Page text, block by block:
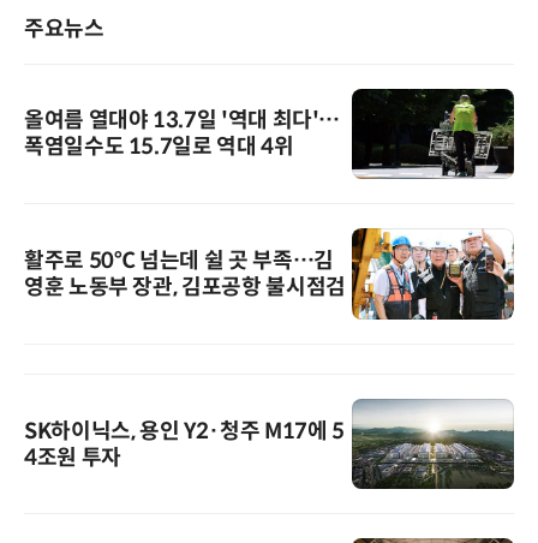
주요뉴스
올여름 열대야 13.7일 '역대 최다'…
폭염일수도 15.7일로 역대 4위
활주로 50℃ 넘는데 쉴 곳 부족…김
영훈 노동부 장관, 김포공항 불시점검
SK하이닉스, 용인 Y2·청주 M17에 5
4조원 투자